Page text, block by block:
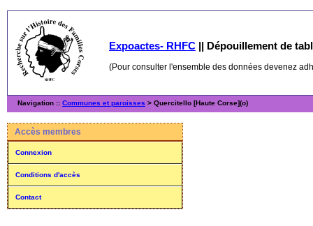
Expoactes- RHFC || Dépouillement de
(Pour consulter l'ensemble des données devenez
Navigation :: Communes et paroisses > Quercitello [Haute Corse](o)
Accès membres
Connexion
Conditions d'accès
Contact